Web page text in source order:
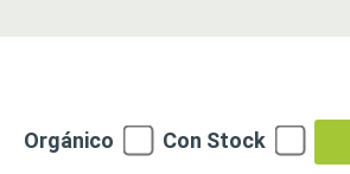
Orgánico Con Stock